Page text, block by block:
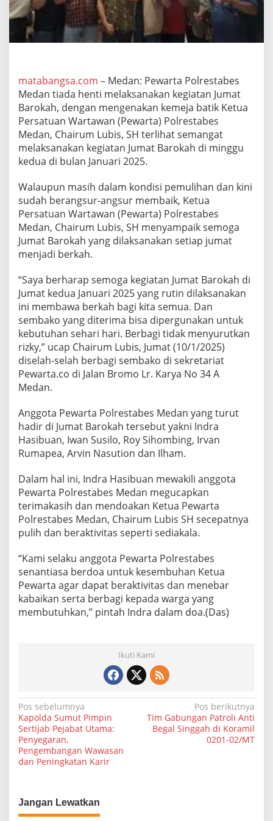
a
a
w
a
e
r
k
a
a
g
i
K
i
t
a
e
m
u
a
matabangsa.com – Medan: Pewarta Polrestabes
Medan tiada henti melaksanakan kegiatan Jumat
Barokah, dengan mengenakan kemeja batik Ketua
Persatuan Wartawan (Pewarta) Polrestabes
Medan, Chairum Lubis, SH terlihat semangat
melaksanakan kegiatan Jumat Barokah di minggu
kedua di bulan Januari 2025.
Walaupun masih dalam kondisi pemulihan dan kini
sudah berangsur-angsur membaik, Ketua
Persatuan Wartawan (Pewarta) Polrestabes
Medan, Chairum Lubis, SH menyampaik semoga
Jumat Barokah yang dilaksanakan setiap jumat
menjadi berkah.
“Saya berharap semoga kegiatan Jumat Barokah di
Jumat kedua Januari 2025 yang rutin dilaksanakan
ini membawa berkah bagi kita semua. Dan
sembako yang diterima bisa dipergunakan untuk
kebutuhan sehari hari. Berbagi tidak menyurutkan
rizky,” ucap Chairum Lubis, Jumat (10/1/2025)
diselah-selah berbagi sembako di sekretariat
Pewarta.co di Jalan Bromo Lr. Karya No 34 A
Medan.
Anggota Pewarta Polrestabes Medan yang turut
hadir di Jumat Barokah tersebut yakni Indra
Hasibuan, Iwan Susilo, Roy Sihombing, Irvan
Rumapea, Arvin Nasution dan Ilham.
Dalam hal ini, Indra Hasibuan mewakili anggota
Pewarta Polrestabes Medan megucapkan
terimakasih dan mendoakan Ketua Pewarta
Polrestabes Medan, Chairum Lubis SH secepatnya
pulih dan beraktivitas seperti sediakala.
“Kami selaku anggota Pewarta Polrestabes
senantiasa berdoa untuk kesembuhan Ketua
Pewarta agar dapat beraktivitas dan menebar
kabaikan serta berbagi kepada warga yang
membutuhkan,” pintah Indra dalam doa.(Das)
Ikuti Kami
N
a
v
i
a
s
Pos sebelumnya
Kapolda Sumut Pimpin
Sertijab Pejabat Utama:
Penyegaran,
Pengembangan Wawasan
dan Peningkatan Karir
Pos berikutnya
Tim Gabungan Patroli Anti
Begal Singgah di Koramil
0201-02/MT
Jangan Lewatkan